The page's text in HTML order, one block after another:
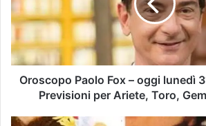
Oroscopo Paolo Fox – oggi lunedì
Previsioni per Ariete, Toro,